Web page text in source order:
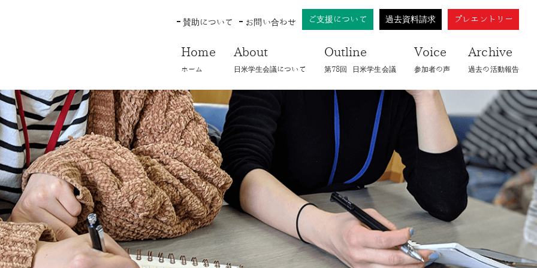
賛助について お問い合わせ ご支援について 過去資料請求 プレエントリー
ホーム
Home
日米学生会議について
About
第78回​ 日米学生会議
Outline
参加者の声
Voice
過去の活動報告
Archive